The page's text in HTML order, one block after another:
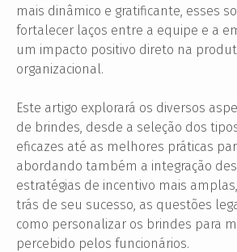
mais dinâmico e gratificante, esses
fortalecer laços entre a equipe e a
um impacto positivo direto na
organizacional.
Este artigo explorará os diversos
de brindes, desde a seleção dos
eficazes até as melhores práticas
abordando também a integração
estratégias de incentivo mais
trás de seu sucesso, as questões
como personalizar os brindes para
percebido pelos funcionários.